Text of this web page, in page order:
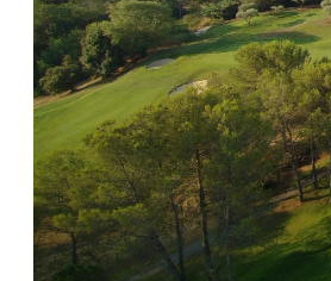
Actualités
Galerie photos et Vidéo
Recrutement
Accès et Contact
RÉSERVER VOTRE
RÉSERVER VOTRE
RÉSERVER VOTRE